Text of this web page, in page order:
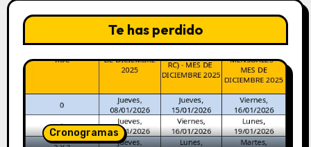
Te has perdido
Cronogramas